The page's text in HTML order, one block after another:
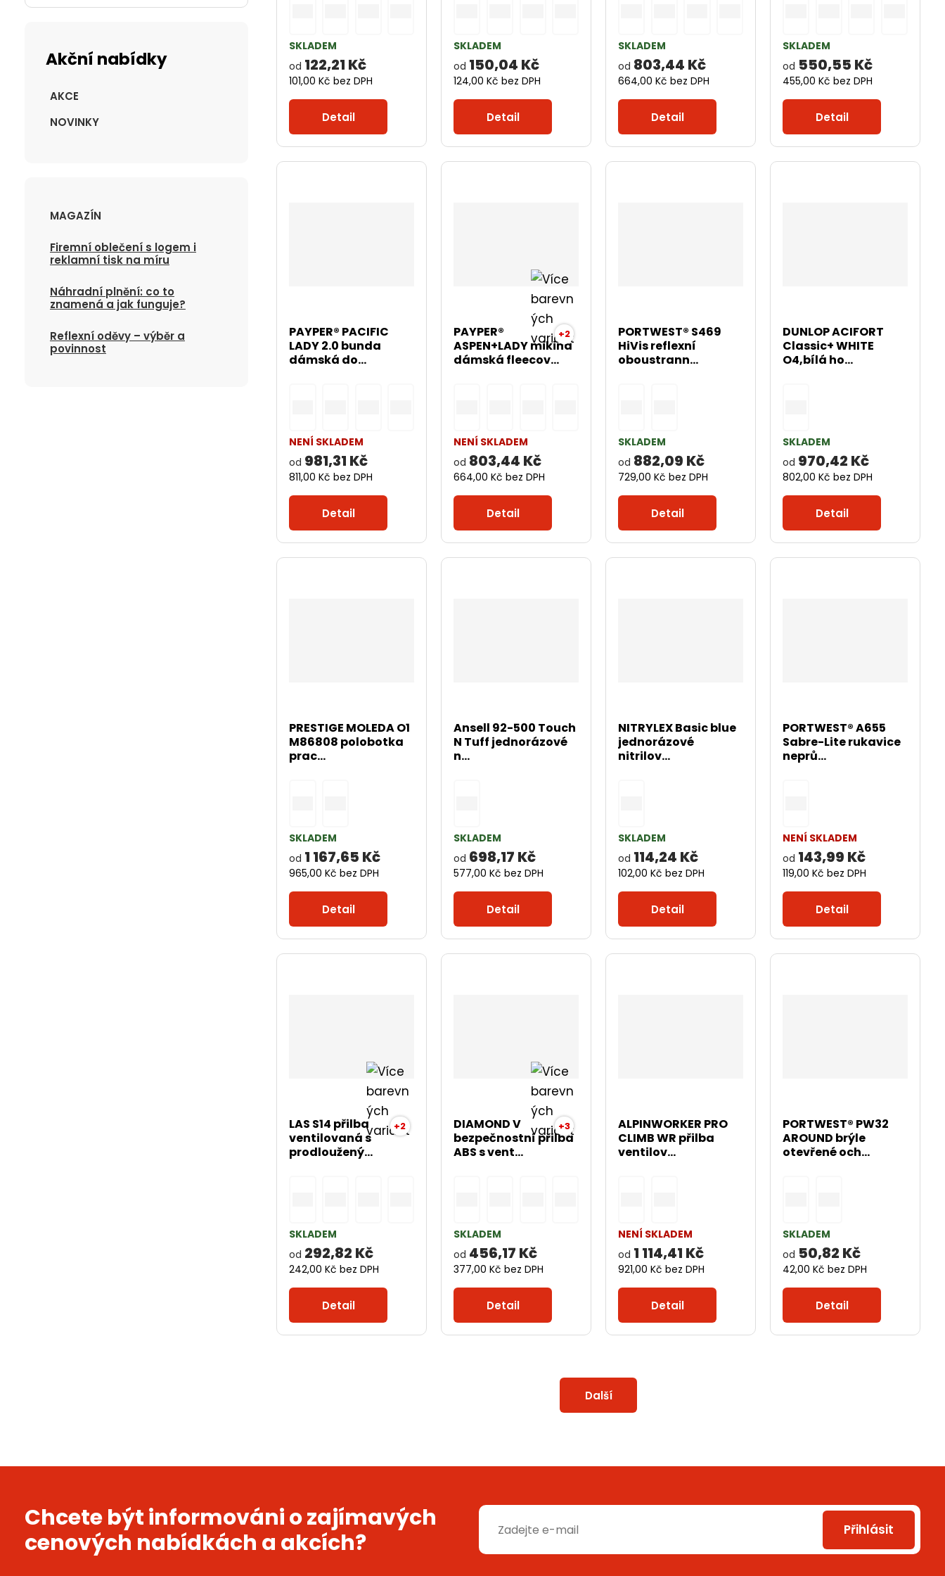
p
s
od 122,21 Kč
101,00 Kč bez DPH
Detail
SKLADEM
od 150,04 Kč
124,00 Kč bez DPH
Detail
SKLADEM
od 803,44 Kč
664,00 Kč bez DPH
Detail
SKLADEM
od 550,55 Kč
455,00 Kč bez DPH
Detail
SKLADEM
PAYPER® PACIFIC
LADY 2.0 bunda
dámská do...
od 981,31 Kč
811,00 Kč bez DPH
Detail
NENÍ SKLADEM
+2
PAYPER®
ASPEN+LADY mikina
dámská fleecov...
od 803,44 Kč
664,00 Kč bez DPH
Detail
NENÍ SKLADEM
PORTWEST® S469
HiVis reflexní
oboustrann...
od 882,09 Kč
729,00 Kč bez DPH
Detail
SKLADEM
DUNLOP ACIFORT
Classic+ WHITE
O4,bílá ho...
od 970,42 Kč
802,00 Kč bez DPH
Detail
SKLADEM
PRESTIGE MOLEDA O1
M86808 polobotka
prac...
od 1 167,65 Kč
965,00 Kč bez DPH
Detail
SKLADEM
Ansell 92-500 Touch
N Tuff jednorázové
n...
od 698,17 Kč
577,00 Kč bez DPH
Detail
SKLADEM
NITRYLEX Basic blue
jednorázové
nitrilov...
od 114,24 Kč
102,00 Kč bez DPH
Detail
SKLADEM
PORTWEST® A655
Sabre-Lite rukavice
neprů...
od 143,99 Kč
119,00 Kč bez DPH
Detail
NENÍ SKLADEM
+2
LAS S14 přilba
ventilovaná s
prodloužený...
od 292,82 Kč
242,00 Kč bez DPH
Detail
SKLADEM
+3
DIAMOND V
bezpečnostní přilba
ABS s vent...
od 456,17 Kč
377,00 Kč bez DPH
Detail
SKLADEM
ALPINWORKER PRO
CLIMB WR přilba
ventilov...
od 1 114,41 Kč
921,00 Kč bez DPH
Detail
NENÍ SKLADEM
PORTWEST® PW32
AROUND brýle
otevřené och...
od 50,82 Kč
42,00 Kč bez DPH
Detail
SKLADEM
Další
Akční nabídky
AKCE
NOVINKY
MAGAZÍN
Firemní oblečení s logem i
reklamní tisk na míru
Náhradní plnění: co to
znamená a jak funguje?
Reflexní oděvy – výběr a
povinnost
Chcete být informováni o zajímavých
cenových nabídkách a akcích?
Přihlásit